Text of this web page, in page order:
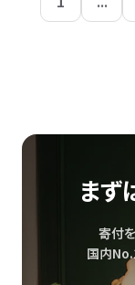
まず
寄付
国内